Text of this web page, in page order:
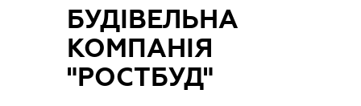
БУДІВЕЛЬНА
КОМПАНІЯ
"РОСТБУД"